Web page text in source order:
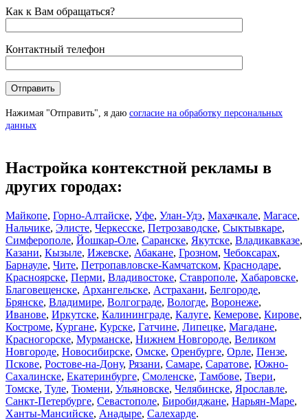
Как к Вам обращаться?
Контактный телефон
Нажимая "Отправить", я даю согласие на обработку персональных
данных
Настройка контекстной рекламы в
других городах:
Майкопе, Горно-Алтайске, Уфе, Улан-Удэ, Махачкале, Магасе,
Нальчике, Элисте, Черкесске, Петрозаводске, Сыктывкаре,
Симферополе, Йошкар-Оле, Саранске, Якутске, Владикавказе,
Казани, Кызыле, Ижевске, Абакане, Грозном, Чебоксарах,
Барнауле, Чите, Петропавловске-Камчатском, Краснодаре,
Красноярске, Перми, Владивостоке, Ставрополе, Хабаровске,
Благовещенске, Архангельске, Астрахани, Белгороде,
Брянске, Владимире, Волгограде, Вологде, Воронеже,
Иванове, Иркутске, Калининграде, Калуге, Кемерове, Кирове,
Костроме, Кургане, Курске, Гатчине, Липецке, Магадане,
Красногорске, Мурманске, Нижнем Новгороде, Великом
Новгороде, Новосибирске, Омске, Оренбурге, Орле, Пензе,
Пскове, Ростове-на-Дону, Рязани, Самаре, Саратове, Южно-
Сахалинске, Екатеринбурге, Смоленске, Тамбове, Твери,
Томске, Туле, Тюмени, Ульяновске, Челябинске, Ярославле,
Санкт-Петербурге, Севастополе, Биробиджане, Нарьян-Маре,
Ханты-Мансийске, Анадыре, Салехарде.